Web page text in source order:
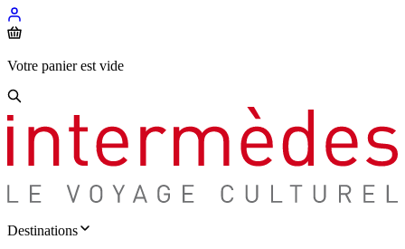
Votre panier est vide
Destinations